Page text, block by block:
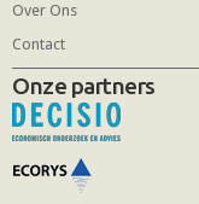
Over Ons
Contact
Onze partners